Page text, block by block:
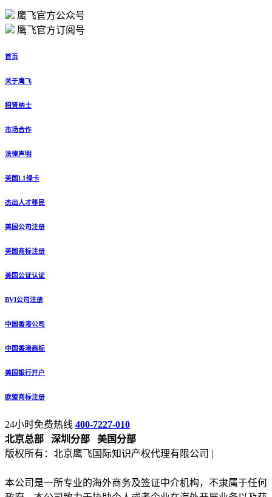
鹰飞官方公众号
鹰飞官方订阅号
首页
关于鹰飞
招贤纳士
市场合作
法律声明
美国L1绿卡
杰出人才移民
美国公司注册
美国商标注册
美国公证认证
BVI公司注册
中国香港公司
中国香港商标
美国银行开户
欧盟商标注册
24小时免费热线 400-7227-010
北京总部 深圳分部 美国分部
版权所有：北京鹰飞国际知识产权代理有限公司 |
本公司是一所专业的海外商务及签证中介机构，不隶属于任何